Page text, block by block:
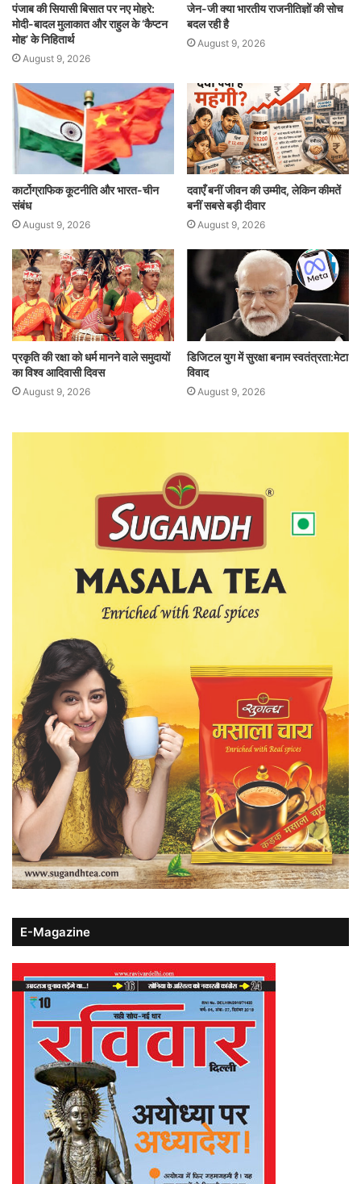
पंजाब की सियासी बिसात पर नए मोहरे:
मोदी-बादल मुलाकात और राहुल के ‘कैप्टन
मोह’ के निहितार्थ
August 9, 2026
जेन-जी क्या भारतीय राजनीतिज्ञों की सोच
बदल रही है
August 9, 2026
कार्टोग्राफिक कूटनीति और भारत-चीन
संबंध
August 9, 2026
दवाएँ बनीं जीवन की उम्मीद, लेकिन कीमतें
बनीं सबसे बड़ी दीवार
August 9, 2026
प्रकृति की रक्षा को धर्म मानने वाले समुदायों
का विश्व आदिवासी दिवस
August 9, 2026
डिजिटल युग में सुरक्षा बनाम स्वतंत्रता:मेटा
विवाद
August 9, 2026
E-Magazine